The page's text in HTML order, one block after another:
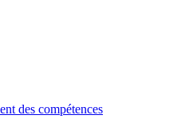
des compétences